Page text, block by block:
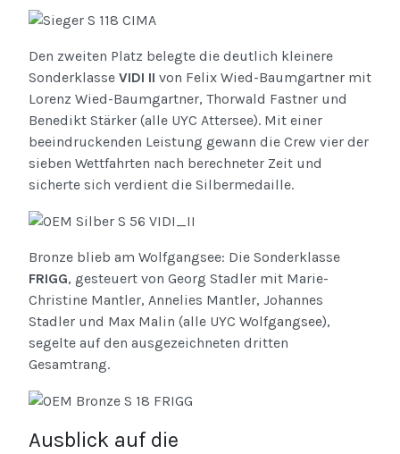
Den zweiten Platz belegte die deutlich kleinere
Sonderklasse VIDI II von Felix Wied-Baumgartner mit
Lorenz Wied-Baumgartner, Thorwald Fastner und
Benedikt Stärker (alle UYC Attersee). Mit einer
beeindruckenden Leistung gewann die Crew vier der
sieben Wettfahrten nach berechneter Zeit und
sicherte sich verdient die Silbermedaille.
Bronze blieb am Wolfgangsee: Die Sonderklasse
FRIGG, gesteuert von Georg Stadler mit Marie-
Christine Mantler, Annelies Mantler, Johannes
Stadler und Max Malin (alle UYC Wolfgangsee),
segelte auf den ausgezeichneten dritten
Gesamtrang.
Ausblick auf die